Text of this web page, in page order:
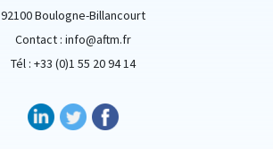
92100 Boulogne-Billancourt
Contact : info@aftm.fr
Tél : +33 (0)1 55 20 94 14